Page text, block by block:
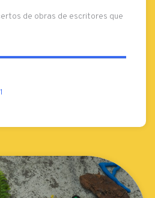
de obras de escritores que